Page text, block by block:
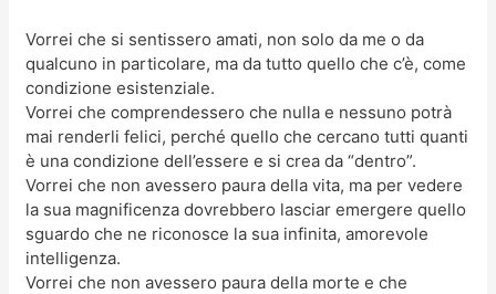
Vorrei che si sentissero amati, non solo da me o da
qualcuno in particolare, ma da tutto quello che c’è, come
condizione esistenziale.
Vorrei che comprendessero che nulla e nessuno potrà
mai renderli felici, perché quello che cercano tutti quanti
è una condizione dell’essere e si crea da “dentro”.
Vorrei che non avessero paura della vita, ma per vedere
la sua magnificenza dovrebbero lasciar emergere quello
sguardo che ne riconosce la sua infinita, amorevole
intelligenza.
Vorrei che non avessero paura della morte e che